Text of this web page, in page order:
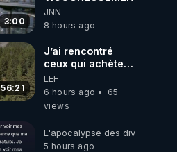
3:00
JNN
8 hours ago
56:21
J’ai rencontré
ceux qui achètent
des bunkers pour
survivre à la fin
du monde
LEF
6 hours ago
65
views
L'apocalypse des divulgations
5 hours ago